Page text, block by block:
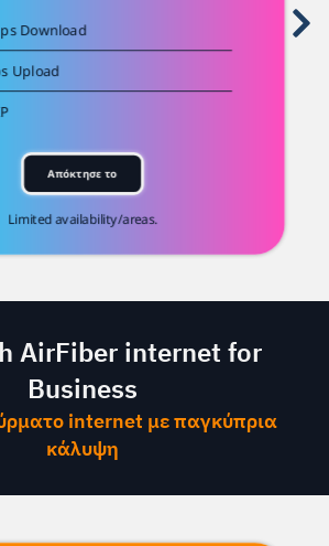
Download
Upload
Απόκτησε το
Limited availability/areas.
AirFiber internet for
Business
internet με παγκύπρια
κάλυψη